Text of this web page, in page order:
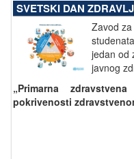
SVETSKI DAN
Zavod
jedan od
javnog
„Primarna
pokrivenosti